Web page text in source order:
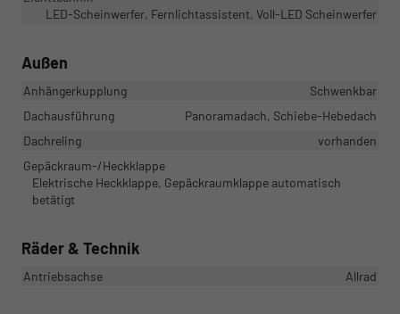
LED-Scheinwerfer, Fernlichtassistent, Voll-LED Scheinwerfer
Außen
Anhängerkupplung
Schwenkbar
Dachausführung
Panoramadach, Schiebe-Hebedach
Dachreling
vorhanden
Gepäckraum-/Heckklappe
Elektrische Heckklappe, Gepäckraumklappe automatisch
betätigt
Räder & Technik
Antriebsachse Allrad